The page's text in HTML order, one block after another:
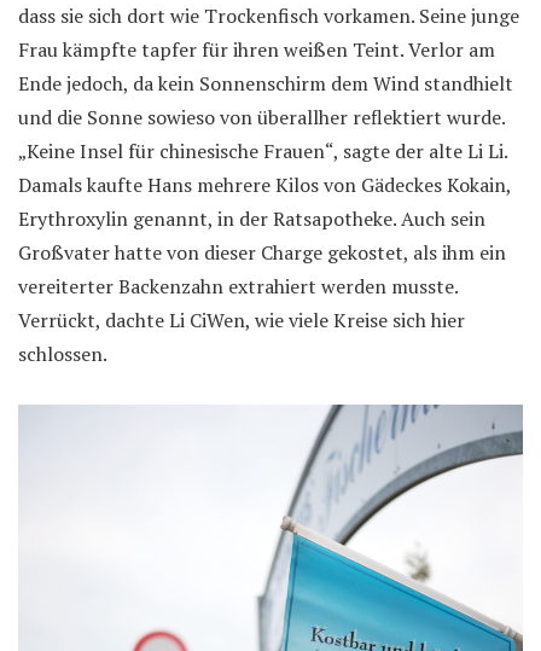
dass sie sich dort wie Trockenfisch vorkamen. Seine junge
Frau kämpfte tapfer für ihren weißen Teint. Verlor am
Ende jedoch, da kein Sonnenschirm dem Wind standhielt
und die Sonne sowieso von überallher reflektiert wurde.
„Keine Insel für chinesische Frauen“, sagte der alte Li Li.
Damals kaufte Hans mehrere Kilos von Gädeckes Kokain,
Erythroxylin genannt, in der Ratsapotheke. Auch sein
Großvater hatte von dieser Charge gekostet, als ihm ein
vereiterter Backenzahn extrahiert werden musste.
Verrückt, dachte Li CiWen, wie viele Kreise sich hier
schlossen.